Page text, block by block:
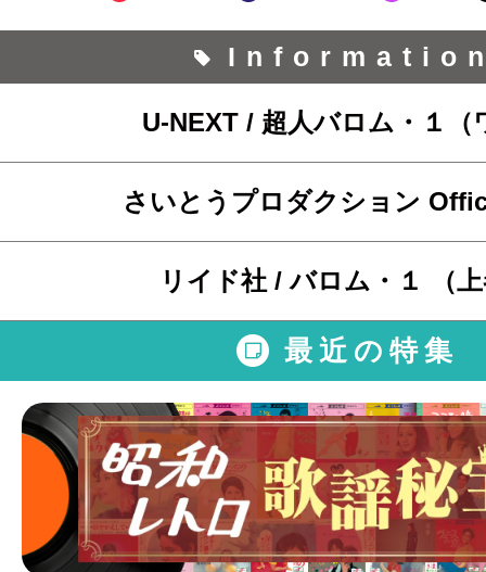
U-NEXT / 超人バロム・１（
さいとうプロダクション
リイド社 / バロム・１ （
最近の特集